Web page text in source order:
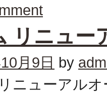
リニュー
月9日 by
ニューアル